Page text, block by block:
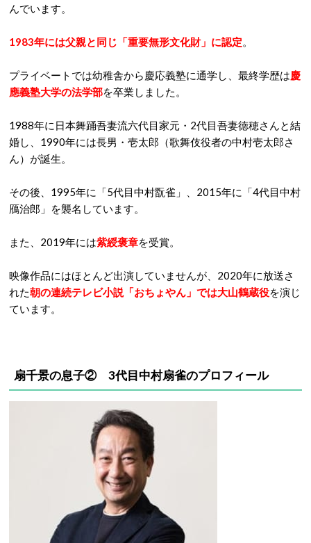
んでいます。
1983年には父親と同じ「重要無形文化財」に認定。
プライベートでは幼稚舎から慶応義塾に通学し、最終学歴は慶
應義塾大学の法学部を卒業しました。
1988年に日本舞踊吾妻流六代目家元・2代目吾妻徳穂さんと結
婚し、1990年には長男・壱太郎（歌舞伎役者の中村壱太郎さ
ん）が誕生。
その後、1995年に「5代目中村翫雀」、2015年に「4代目中村
鴈治郎」を襲名しています。
また、2019年には紫綬褒章を受賞。
映像作品にはほとんど出演していませんが、2020年に放送さ
れた朝の連続テレビ小説「おちょやん」では大山鶴蔵役を演じ
ています。
扇千景の息子② 3代目中村扇雀のプロフィール